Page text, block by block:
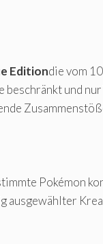
Editiondie vom
und
Pokémon
ausgewählter